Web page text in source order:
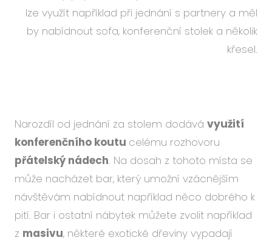
lze využít například při jednání s partnery a měl
by nabídnout sofa, konferenční stolek a několik
křesel.
Narozdíl od jednání za stolem dodává využití
konferenčního koutu celému rozhovoru
přátelský nádech. Na dosah z tohoto místa se
může nacházet bar, který umožní vzácnějším
návštěvám nabídnout například něco dobrého k
pití. Bar i ostatní nábytek můžete zvolit například
z masivu, některé exotické dřeviny vypadají